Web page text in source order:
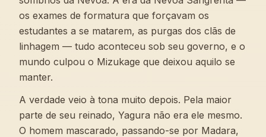
os exames de formatura que forçavam os
estudantes a se matarem, as purgas dos clãs de
linhagem — tudo aconteceu sob seu governo, e o
mundo culpou o Mizukage que deixou aquilo se
manter.
A verdade veio à tona muito depois. Pela maior
parte de seu reinado, Yagura não era ele mesmo.
O homem mascarado, passando-se por Madara,